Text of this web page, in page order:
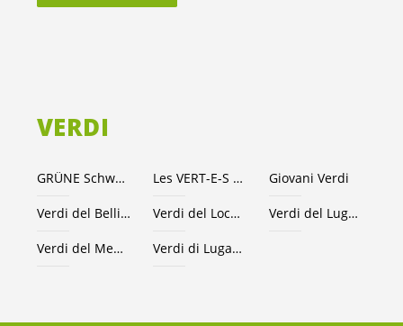
VERDI
GRÜNE Schweiz Les VERT-E-S suisses Giovani Verdi
Verdi del Bellinzonese e valli Verdi del Locarnese Verdi del Luganese
Verdi del Mendrisiotto Verdi di Lugano